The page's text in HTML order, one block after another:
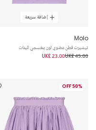
إضافة سريعة
Molo
تيشيرت قطن عضوي لون بنفسجي للبنات
UK£ 45.00
UK£ 23.00
50% OFF